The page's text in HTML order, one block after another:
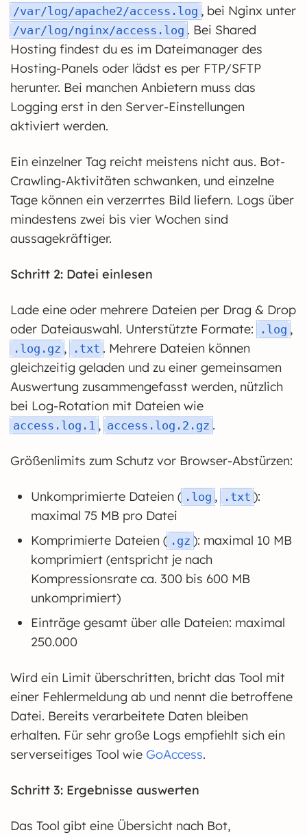
/var/log/apache2/access.log , bei Nginx unter
/var/log/nginx/access.log . Bei Shared
Hosting findest du es im Dateimanager des
Hosting-Panels oder lädst es per FTP/SFTP
herunter. Bei manchen Anbietern muss das
Logging erst in den Server-Einstellungen
aktiviert werden.
Ein einzelner Tag reicht meistens nicht aus. Bot-
Crawling-Aktivitäten schwanken, und einzelne
Tage können ein verzerrtes Bild liefern. Logs über
mindestens zwei bis vier Wochen sind
aussagekräftiger.
Schritt 2: Datei einlesen
Lade eine oder mehrere Dateien per Drag & Drop
oder Dateiauswahl. Unterstützte Formate:
.log ,
.log.gz , .txt . Mehrere Dateien können
gleichzeitig geladen und zu einer gemeinsamen
Auswertung zusammengefasst werden, nützlich
bei Log-Rotation mit Dateien wie
access.log.1 , access.log.2.gz .
Größenlimits zum Schutz vor Browser-Abstürzen:
Unkomprimierte Dateien ( .log , .txt ):
maximal 75 MB pro Datei
Komprimierte Dateien ( .gz ): maximal 10 MB
komprimiert (entspricht je nach
Kompressionsrate ca. 300 bis 600 MB
unkomprimiert)
Einträge gesamt über alle Dateien: maximal
250.000
Wird ein Limit überschritten, bricht das Tool mit
einer Fehlermeldung ab und nennt die betroffene
Datei. Bereits verarbeitete Daten bleiben
erhalten. Für sehr große Logs empfiehlt sich ein
serverseitiges Tool wie GoAccess.
Schritt 3: Ergebnisse auswerten
Das Tool gibt eine Übersicht nach Bot,